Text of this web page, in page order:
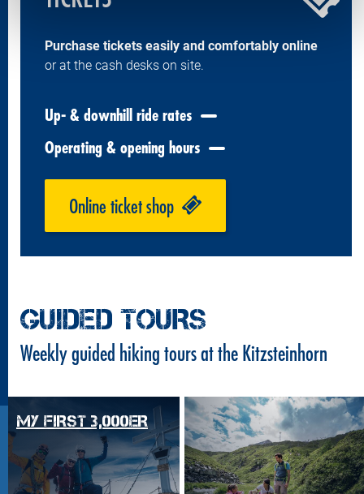
Purchase tickets easily and comfortably online
or at the cash desks on site.
Up- & downhill ride rates
Operating & opening hours
Online ticket shop
GUIDED TOURS
Weekly guided hiking tours at the Kitzsteinhorn
MY FIRST 3,000ER